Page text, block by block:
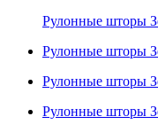
Рулонные шторы
Рулонные шторы
Рулонные шторы
Рулонные шторы